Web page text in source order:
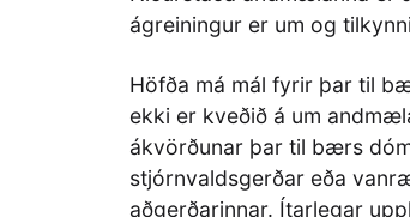
ágreiningur er um og
Höfða má mál fyrir þar til
ekki er kveðið á um
ákvörðunar þar til bærs
stjórnvaldsgerðar eða
aðgerðarinnar. Ítarlegar